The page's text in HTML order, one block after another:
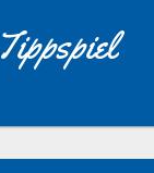
Tippspiel